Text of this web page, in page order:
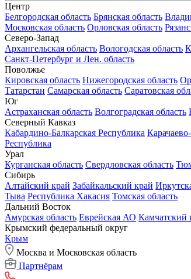
Центр
Белгородская область Брянская область
Московская область Орловская область
Северо-Запад
Архангельская область Вологодская область
Санкт-Петербург и Лен. область
Поволжье
Кировская область Нижегородская область
Татарстан Самарская область Саратовская
Юг
Астраханская область Волгоградская область
Северный Кавказ
Кабардино-Балкарская Республика
Республика
Урал
Курганская область Свердловская область
Сибирь
Алтайский край Забайкальский край
Тыва Республика Хакасия Томская область
Дальний Восток
Амурская область Еврейская АО Камчатский
Крымский федеральный округ
Крым
Москва и Московская область
Партнёрам